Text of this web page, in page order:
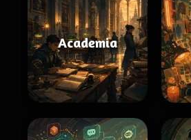
Academia